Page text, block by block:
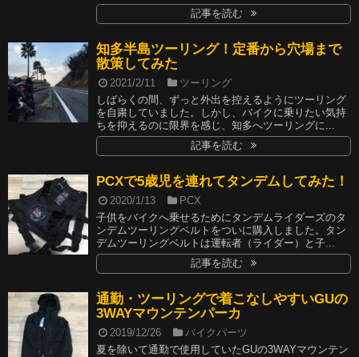
記事を読む
知多半島ツーリング！定番から穴場まで
散策してみた
2021/2/11
ツーリング
しばらくの間、ずっと外出を控えるようにツーリング
を自粛していました。しかし、バイクに乗りたい気持
ちを抑えるのに限界を感じ、知多へツーリングに...
記事を読む
PCXで5歳児を連れてタンデムしてみた！
2020/1/13
PCX
子供をバイクへ乗せるためにタンデムライダーズのタ
ンデムツーリングベルトをついに購入しました。タン
デムツーリングベルトは運転者（ライダー）と子...
記事を読む
通勤・ツーリングで着こなしやすいGUの
3WAYマウンテンパーカ
2019/12/26
バイクパーツ
夏を除いて通勤で使用していたGUの3WAYマウンテン